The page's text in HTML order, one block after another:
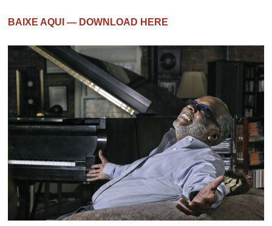
BAIXE AQUI — DOWNLOAD HERE